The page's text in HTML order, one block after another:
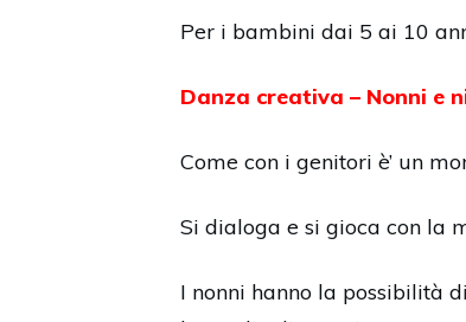
Per i bambini dai 5 ai 10
Danza creativa – Nonni e
Come con i genitori è’ un
Si dialoga e si gioca con la
I nonni hanno la possibilità